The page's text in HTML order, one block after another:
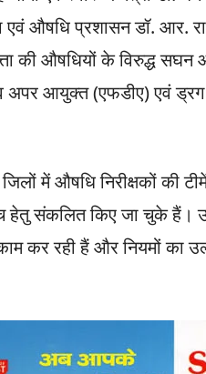
एवं औषधि प्रशासन डॉ. आर.
की औषधियों के विरुद्ध
अपर आयुक्त (एफडीए) एवं
में औषधि निरीक्षकों की
संकलित किए जा चुके हैं।
कर रही हैं और नियमों का